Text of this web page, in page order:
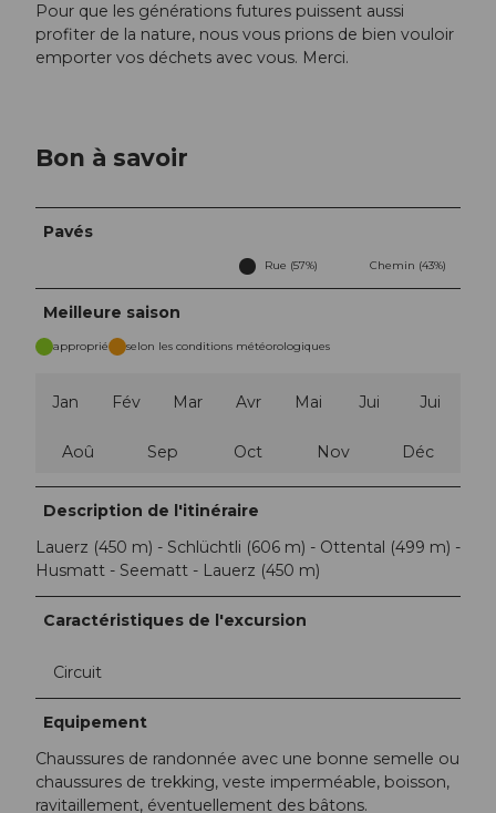
Pour que les générations futures puissent aussi
profiter de la nature, nous vous prions de bien vouloir
emporter vos déchets avec vous. Merci.
Bon à savoir
Pavés
Rue (57%) Chemin (43%)
Meilleure saison
approprié selon les conditions météorologiques
Jan Fév Mar Avr Mai Jui Jui
Aoû Sep Oct Nov Déc
Description de l'itinéraire
Lauerz (450 m) - Schlüchtli (606 m) - Ottental (499 m) -
Husmatt - Seematt - Lauerz (450 m)
Caractéristiques de l'excursion
Circuit
Equipement
Chaussures de randonnée avec une bonne semelle ou
chaussures de trekking, veste imperméable, boisson,
ravitaillement, éventuellement des bâtons.